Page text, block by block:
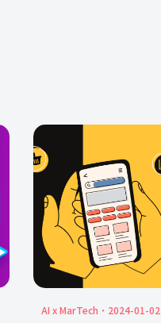
AI x MarTech 2024-01-02